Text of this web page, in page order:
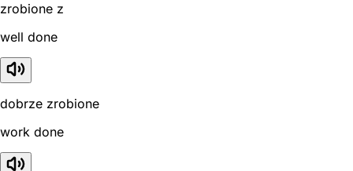
zrobione z
well done
dobrze zrobione
work done